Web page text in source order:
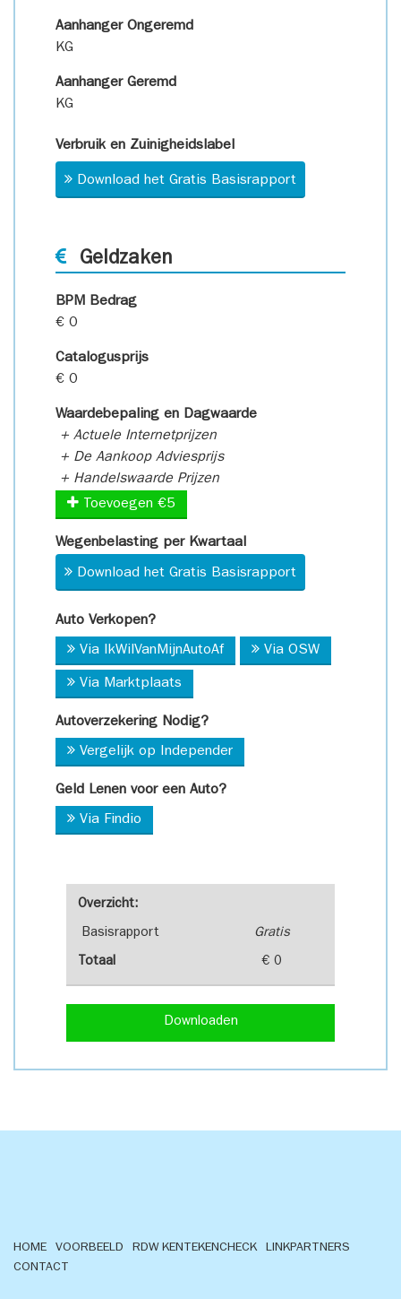
Overzicht:
Basisrapport Gratis
Totaal € 0
Downloaden
Aanhanger Ongeremd
KG
Aanhanger Geremd
KG
Verbruik en Zuinigheidslabel
Download het Gratis Basisrapport
Geldzaken
BPM Bedrag
€ 0
Catalogusprijs
€ 0
Waardebepaling en Dagwaarde
+ Actuele Internetprijzen
+ De Aankoop Adviesprijs
+ Handelswaarde Prijzen
Toevoegen €5
Wegenbelasting per Kwartaal
Download het Gratis Basisrapport
Auto Verkopen?
Via IkWilVanMijnAutoAf Via OSW
Via Marktplaats
Autoverzekering Nodig?
Vergelijk op Independer
Geld Lenen voor een Auto?
Via Findio
HOME VOORBEELD RDW KENTEKENCHECK
LINKPARTNERS
CONTACT